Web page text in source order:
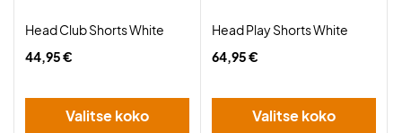
Head Club Shorts White
44,95 €
Valitse koko
Head Play Shorts White
64,95 €
Valitse koko